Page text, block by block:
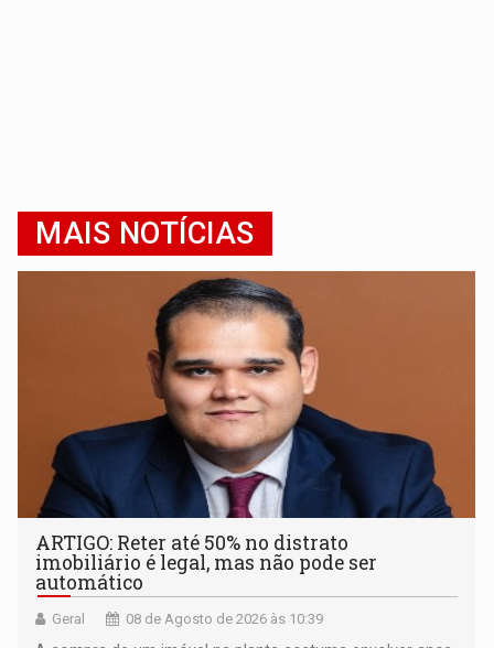
MAIS NOTÍCIAS
ARTIGO: Reter até 50% no distrato
imobiliário é legal, mas não pode ser
automático
Geral 08 de Agosto de 2026 às 10:39